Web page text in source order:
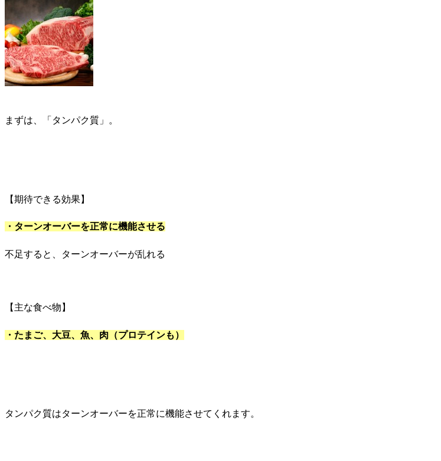
まずは、「 タンパク質 」。
【期待できる効果】
・ターンオーバーを正常に機能させる
不足すると、ターンオーバーが乱れる
【主な食べ物】
・たまご、大豆、魚、肉（プロテインも）
タンパク質はターンオーバーを正常に機能させてくれます。